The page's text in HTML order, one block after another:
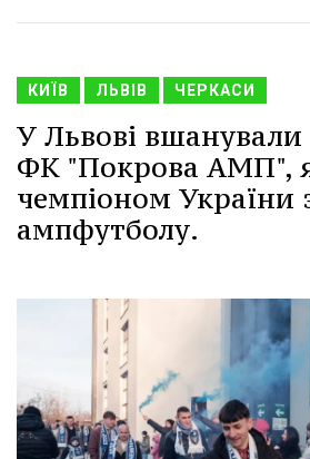
КИЇВ ЛЬВІВ ЧЕРКАСИ
У Львові
ФК "Покрова АМП",
чемпіоном України
ампфутболу.